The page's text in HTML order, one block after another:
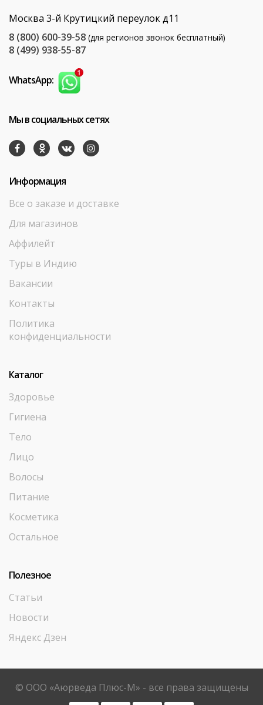
Москва 3-й Крутицкий переулок д11
8 (800) 600-39-58 (для регионов звонок бесплатный)
8 (499) 938-55-87
WhatsApp:
Мы в социальных сетях
Информация
Все о заказе и доставке
Для магазинов
Аффилейт
Туры в Индию
Вакансии
Контакты
Политика
конфиденциальности
Каталог
Здоровье
Гигиена
Тело
Лицо
Волосы
Питание
Косметика
Остальное
Полезное
Статьи
Новости
Яндекс Дзен
© ООО «Аюрведа Плюс-М» - все права защищены